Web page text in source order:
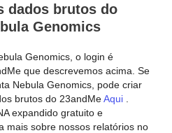
dados brutos do
Genomics
Genomics, o login é
que descrevemos acima. Se
Nebula Genomics, pode criar
brutos do 23andMeAqui
expandido gratuito e
mais sobre nossos relatórios no